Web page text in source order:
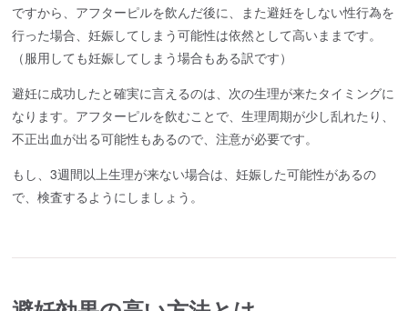
ですから、アフターピルを飲んだ後に、また避妊をしない性行為を
行った場合、妊娠してしまう可能性は依然として高いままです。
（服用しても妊娠してしまう場合もある訳です）
避妊に成功したと確実に言えるのは、次の生理が来たタイミングに
なります。アフターピルを飲むことで、生理周期が少し乱れたり、
不正出血が出る可能性もあるので、注意が必要です。
もし、3週間以上生理が来ない場合は、妊娠した可能性があるの
で、検査するようにしましょう。